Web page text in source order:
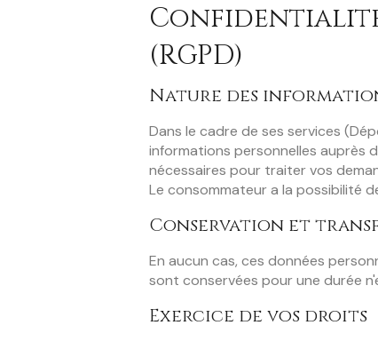
(RGPD)
Nature des
Dans le cadre de ses services
informations personnelles auprès
nécessaires pour traiter vos
Le consommateur a la possibilité
Conservation et
En aucun cas, ces données
sont conservées pour une durée
Exercice de vos droits